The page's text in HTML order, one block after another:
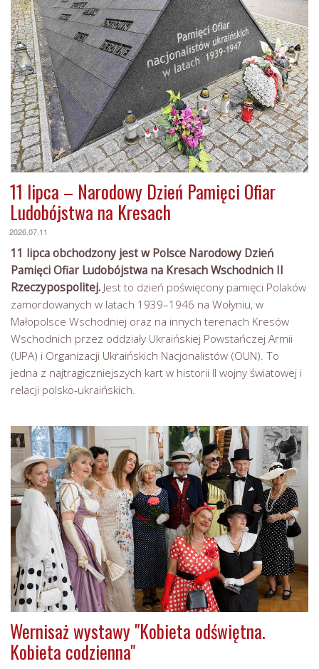
11 lipca – Narodowy Dzień Pamięci Ofiar
Ludobójstwa na Kresach
2026.07.11
11 lipca obchodzony jest w Polsce Narodowy Dzień
Pamięci Ofiar Ludobójstwa na Kresach Wschodnich II
Rzeczypospolitej. Jest to dzień poświęcony pamięci Polaków
zamordowanych w latach 1939–1946 na Wołyniu, w
Małopolsce Wschodniej oraz na innych terenach Kresów
Wschodnich przez oddziały Ukraińskiej Powstańczej Armii
(UPA) i Organizacji Ukraińskich Nacjonalistów (OUN). To
jedna z najtragiczniejszych kart w historii II wojny światowej i
relacji polsko-ukraińskich.
Wernisaż wystawy "Kobieta odświętna.
Kobieta codzienna"